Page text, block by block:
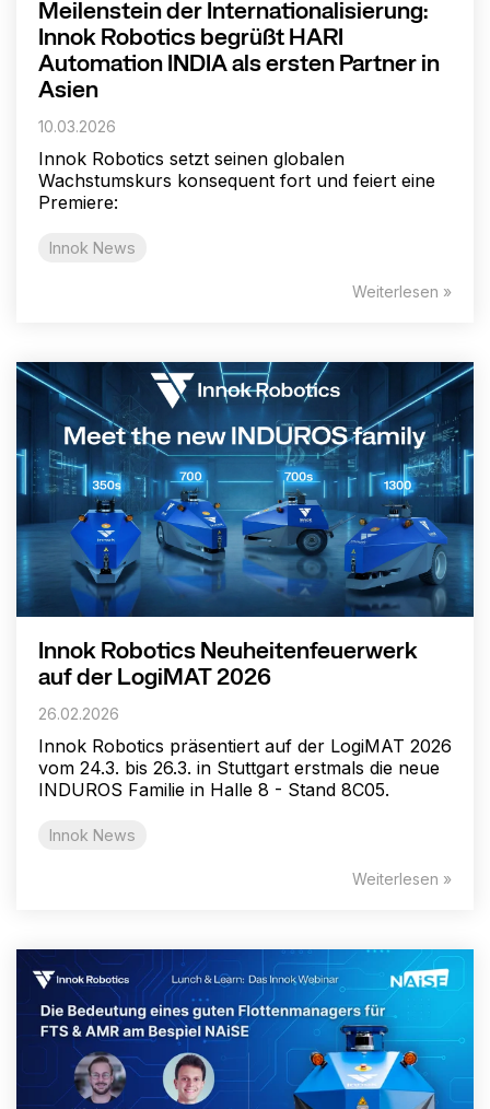
Meilenstein der Internationalisierung:
Innok Robotics begrüßt HARI
Automation INDIA als ersten Partner in
Asien
10.03.2026
Innok Robotics setzt seinen globalen
Wachstumskurs konsequent fort und feiert eine
Premiere:
Innok News
Weiterlesen »
Innok Robotics Neuheitenfeuerwerk
auf der LogiMAT 2026
26.02.2026
Innok Robotics präsentiert auf der LogiMAT 2026
vom 24.3. bis 26.3. in Stuttgart erstmals die neue
INDUROS Familie in Halle 8 - Stand 8C05.
Innok News
Weiterlesen »